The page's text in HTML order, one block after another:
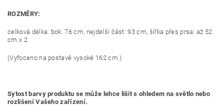
ROZMĚRY:
celková délka: bok: 76 cm, nejdelší část: 93 cm, šířka přes prsa: až 52
cm x 2
(Vyfoceno na postavě vysoké 162 cm.)
Sytost barvy produktu se může lehce lišit s ohledem na světlo nebo
rozlišení Vašeho zařízení.